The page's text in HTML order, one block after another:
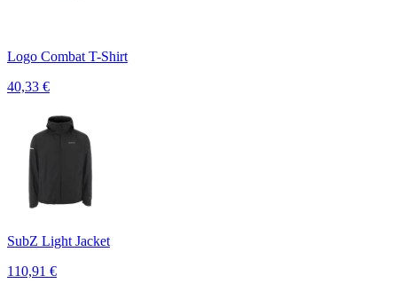
Logo Combat T-Shirt
40,33 €
SubZ Light Jacket
110,91 €